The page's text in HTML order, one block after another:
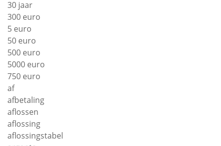
30 jaar
300 euro
5 euro
50 euro
500 euro
5000 euro
750 euro
af
afbetaling
aflossen
aflossing
aflossingstabel